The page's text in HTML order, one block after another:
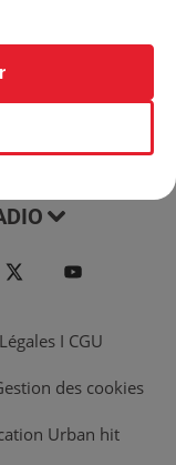
I CGU
des cookies
Urban hit